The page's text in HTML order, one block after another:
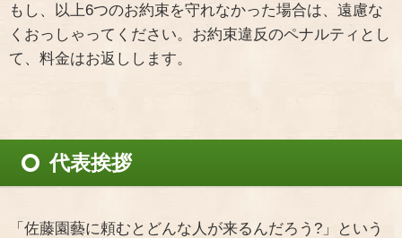
もし、以上6つのお約束を守れなかった場合は、遠慮な
くおっしゃってください。お約束違反のペナルティとし
て、料金はお返しします。
代表挨拶
「佐藤園藝に頼むとどんな人が来るんだろう?」という